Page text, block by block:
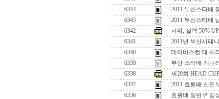
6344
2011 부산스타배
6343
2011 부산스타배
6342
파워, 실력 50%
6341
2011년 부산시테
6340
데이비스컵 대 시
6339
부산 스타배 개나
6338
제20회 HEAD
6337
2011 효원배 신인
6336
효원배 일반부 입